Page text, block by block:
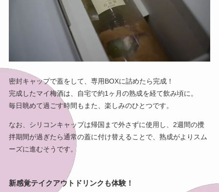
密封キャップで蓋をして、専用BOXに詰めたら完成！
完成したマイ梅酒は、自宅で約1ヶ月の熟成を経て飲み頃に。
毎日眺めて過ごす時間もまた、楽しみのひとつです。
なお、シリコンキャップは帰国まで外さずに使用し、2週間の攪
拌期間が過ぎたら通常の蓋に付け替えることで、熟成がよりスム
ーズに進むそうです。
新感覚テイクアウトドリンクも体験！